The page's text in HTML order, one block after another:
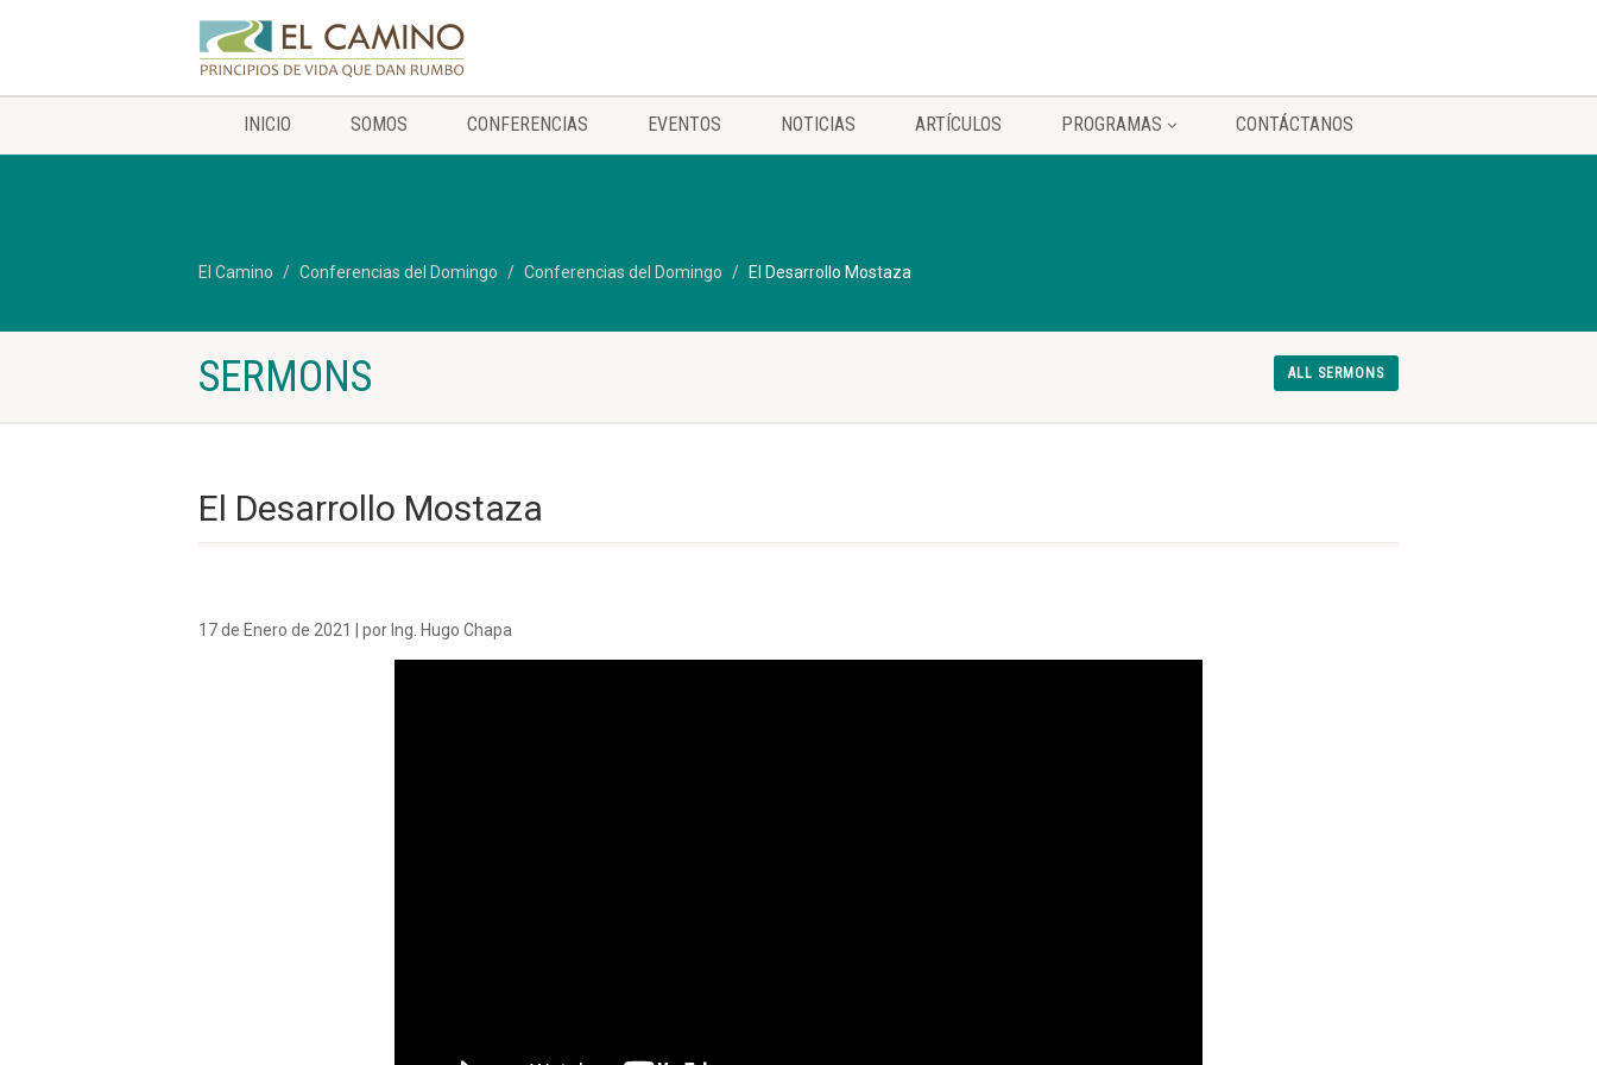
INICIO SOMOS CONFERENCIAS EVENTOS NOTICIAS ARTÍCULOS PROGRAMAS CONTÁCTANOS
El Camino Conferencias del Domingo Conferencias del Domingo El Desarrollo Mostaza
SERMONS ALL SERMONS
El Desarrollo Mostaza
17 de Enero de 2021 | por Ing. Hugo Chapa